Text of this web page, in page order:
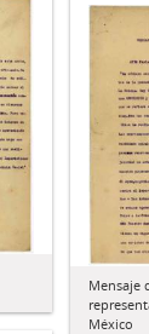
Mensaje
México